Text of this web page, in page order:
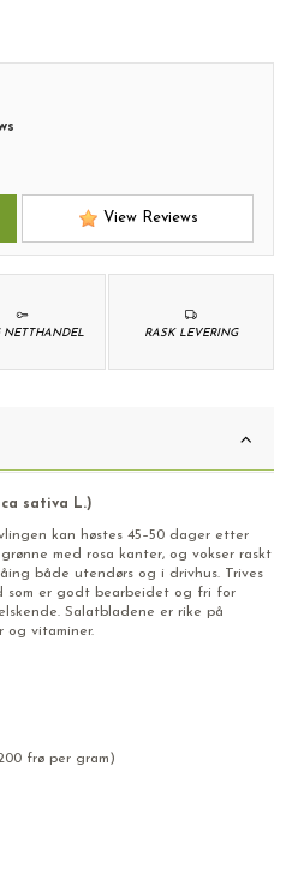
View Reviews
RASK LEVERING
NETTHANDEL
sativa L.)
kan høstes 45–50 dager etter
med rosa kanter, og vokser raskt
både utendørs og i drivhus. Trives
som er godt bearbeidet og fri for
Salatbladene er rike på
og vitaminer.
frø per gram)